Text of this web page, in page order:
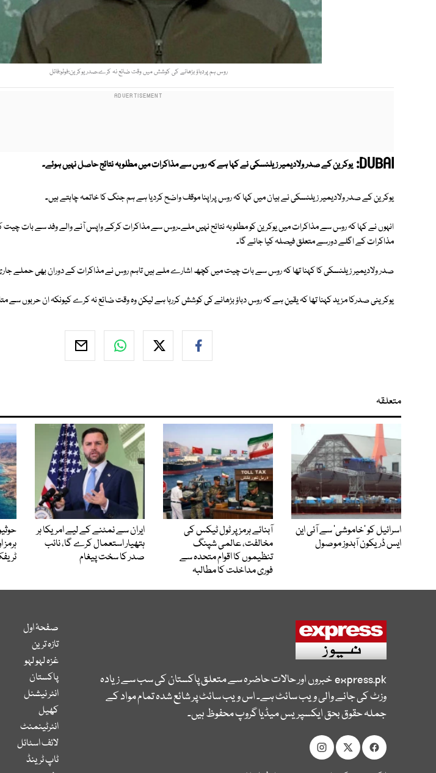
روس ہم پردباؤ بڑھانے کی کوشش میں وقت ضائع نہ کرے،صدریوکرین:فوٹو:فائل
DUBAI: یوکرین کے صدر ولادیمیر زیلنسکی نے کہا ہے کہ روس سے مذاکرات میں مطلوبہ نتائج حاصل نہیں ہوئے۔
یوکرین کے صدر ولادیمیر زیلنسکی نے بیان میں کہا کہ روس پراپنا موقف واضح کردیا ہے ہم جنگ کا خاتمہ چاہتے ہیں۔
انہوں نے کہا کہ روس سے مذاکرات میں یوکرین کو مطلوبہ نتائح نہیں ملے۔روس سے مذاکرات کرکے واپس آنے والے وفد سے بات
مذاکرات کے اگلے دورسے متعلق فیصلہ کیا جائے گا۔
صدر ولادیمیر زیلنسکی کا کہنا تھا کہ روس سے بات چیت میں کچھ اشارے ملے ہیں تاہم روس نے مذاکرات کے دوران بھی حملے
یوکرینی صدرکا مزید کہنا تھا کہ یقین ہے کہ روس دباؤ بڑھانے کی کوشش کررہا ہے لیکن وہ وقت ضائع نہ کرے کیونکہ ان حربوں سے
متعلقہ
اسرائیل کو ’خاموشی‘ سے آئی این
ایس ڈریکون آبدوز موصول
آبنائے ہرمز پر ٹول ٹیکس کی
مخالفت، عالمی شپنگ
تنظیموں کا اقوام متحدہ سے
فوری مداخلت کا مطالبہ
ایران سے نمٹنے کے لیے امریکا ہر
ہتھیار استعمال کرے گا، نائب
صدر کا سخت پیغام
express.pkخبروں اور حالات حاضرہ سے متعلق پاکستان کی سب سے زیادہ
وزٹ کی جانے والی ویب سائٹ ہے۔ اس ویب سائٹ پر شائع شدہ تمام مواد کے
جملہ حقوق بحق ایکسپریس میڈیا گروپ محفوظ ہیں۔
صفحۂ اول
تازہ ترین
غزہ لہو لہو
پاکستان
انٹر نیشنل
کھیل
انٹرٹینمنٹ
لائف اسٹائل
ٹاپ ٹرینڈ